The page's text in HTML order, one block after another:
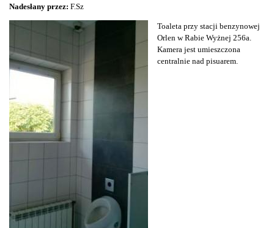
Nadesłany przez: F.Sz
Toaleta przy stacji benzynowej
Orlen w Rabie Wyżnej 256a.
Kamera jest umieszczona
centralnie nad pisuarem.